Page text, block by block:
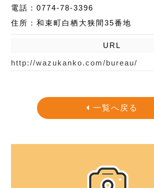
電話：0774-78-3396
住所：和束町白栖大狭間35番地
URL
http://wazukanko.com/bureau/
一覧へ戻る